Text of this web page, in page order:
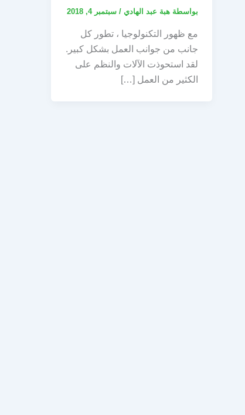
بواسطة هبة عبد الهادي / سبتمبر 4, 2018
مع ظهور التكنولوجيا ، تطور كل
جانب من جوانب العمل بشكل كبير.
لقد استحوذت الآلات والنظم على
الكثير من العمل […]